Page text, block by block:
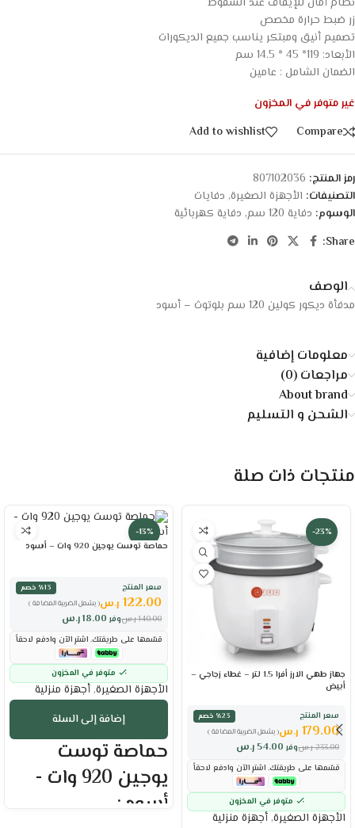
زر ضبط حرارة مخصص
تصميم أنيق ومبتكر يناسب جميع الديكورات
الأبعاد: 119* 45 * 14.5 سم
الضمان الشامل : عامين
غير متوفر في المخزون
Compare
Add to wishlist
رمز المنتج: 807102036
التصنيفات: الأجهزة الصغيرة, دفايات
الوسوم: دفاية 120 سم , دفاية كهربائية
Share:
الوصف
مدفأة ديكور كولين 120 سم بلوتوث – أسود
معلومات إضافية
مراجعات (0)
About brand
الشحن و التسليم
منتجات ذات صلة
-23%
جهاز طهي الارز أفرا 1.5 لتر – غطاء زجاجي –
أبيض
سعر المنتج
٪23 خصم
( يشمل الضريبة المضافة )
179.00 ر.س
وفر 54.00 ر.س 233.00 ر.س
قسّمها على طريقتك. اشترِ الآن وادفع لاحقاً
متوفر في المخزون
الأجهزة الصغيرة, أجهزة منزلية
-13%
حماصة توست يوجين 920 وات – أسود
سعر المنتج
٪13 خصم
( يشمل الضريبة المضافة )
122.00 ر.س
وفر 18.00ر.س 140.00 ر.س
قسّمها على طريقتك. اشترِ الآن وادفع لاحقاً
متوفر في المخزون
الأجهزة الصغيرة, أجهزة منزلية
إضافة إلى السلة
حماصة توست
يوجين 920 وات -
أسود :